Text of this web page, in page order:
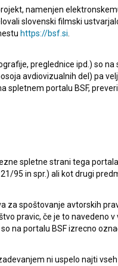
S premagovanjem
namenjen
slovenski filmski
https://bsf.si
preglednice ipd.) so
avdiovizualnih del) pa
spletnem portalu BSF,
spletne strani tega
95 in spr.) ali kot drugi
za spoštovanje avtorskih
pravic, če je to navedeno
na portalu BSF izrecno
ni uspelo najti